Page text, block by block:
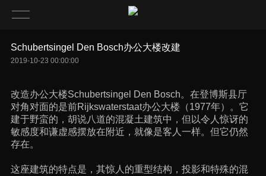
Schubertsingel Den Bosch办公大楼改建
2019-10-23 00:00:00
改造办公大楼Schubertsingel Den Bosch。在登博斯县厅
对角对面的是前Rijkswaterstaat办公大楼（1977年）。它
建于野蛮的，胡说八道的混凝土建筑中，但以令人惊讶的
敏感度和谦虚感摆放在附近，就像是客人一样。但它仍然
存在。
这座建筑的特点是，其惊人的重型结构，投影和特殊的混